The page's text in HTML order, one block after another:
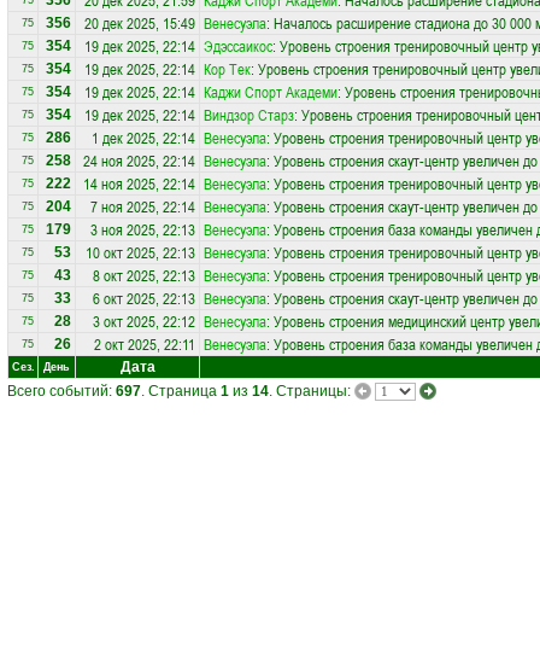
75 356 20 дек 2025, 15:49 Венесуэла: Началось расширение стадиона до 30 000
75 354 19 дек 2025, 22:14 Эдэссаикос: Уровень строения тренировочный центр
75 354 19 дек 2025, 22:14 Кор Тек: Уровень строения тренировочный центр
75 354 19 дек 2025, 22:14 Каджи Спорт Академи: Уровень строения
75 354 19 дек 2025, 22:14 Виндзор Старз: Уровень строения тренировочный
75 286 1 дек 2025, 22:14 Венесуэла: Уровень строения тренировочный центр
75 258 24 ноя 2025, 22:14 Венесуэла: Уровень строения скаут-центр увеличен
75 222 14 ноя 2025, 22:14 Венесуэла: Уровень строения тренировочный центр
75 204 7 ноя 2025, 22:14 Венесуэла: Уровень строения скаут-центр увеличен
75 179 3 ноя 2025, 22:13 Венесуэла: Уровень строения база команды увеличен
75 53 10 окт 2025, 22:13 Венесуэла: Уровень строения тренировочный центр
75 43 8 окт 2025, 22:13 Венесуэла: Уровень строения тренировочный центр
75 33 6 окт 2025, 22:13 Венесуэла: Уровень строения скаут-центр увеличен
75 28 3 окт 2025, 22:12 Венесуэла: Уровень строения медицинский центр
75 26 2 окт 2025, 22:11 Венесуэла: Уровень строения база команды увеличен
Сез. День
Дата
Всего событий: 697. Страница 1 из 14. Страницы: